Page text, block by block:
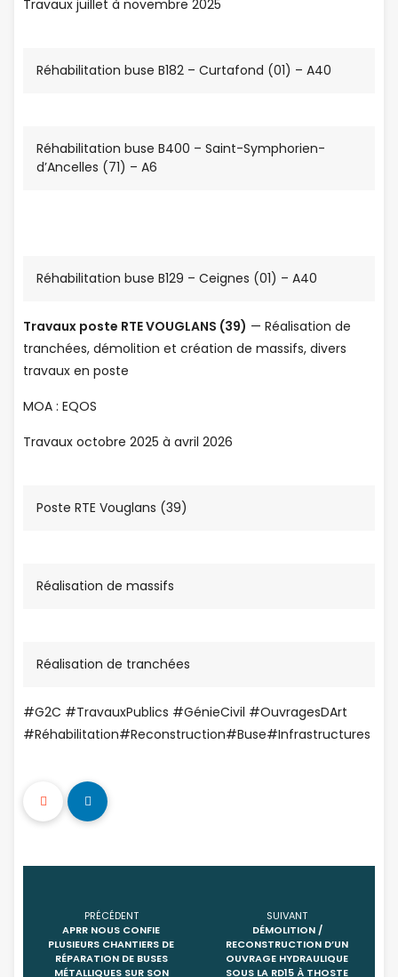
Travaux juillet à novembre 2025
Réhabilitation buse B182 – Curtafond (01) – A40
Réhabilitation buse B400 – Saint-Symphorien-
d’Ancelles (71) – A6
Réhabilitation buse B129 – Ceignes (01) – A40
Travaux poste RTE VOUGLANS (39) — Réalisation de
tranchées, démolition et création de massifs, divers
travaux en poste
MOA : EQOS
Travaux octobre 2025 à avril 2026
Poste RTE Vouglans (39)
Réalisation de massifs
Réalisation de tranchées
#G2C #TravauxPublics #GénieCivil #OuvragesDArt
#Réhabilitation#Reconstruction#Buse#Infrastructures
PRÉCÉDENT
APRR NOUS CONFIE
PLUSIEURS CHANTIERS DE
RÉPARATION DE BUSES
MÉTALLIQUES SUR SON
SUIVANT
DÉMOLITION /
RECONSTRUCTION D’UN
OUVRAGE HYDRAULIQUE
SOUS LA RD15 À THOSTE